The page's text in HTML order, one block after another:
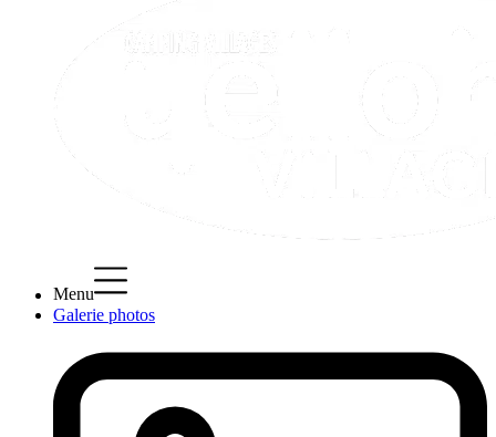
Menu
Galerie photos